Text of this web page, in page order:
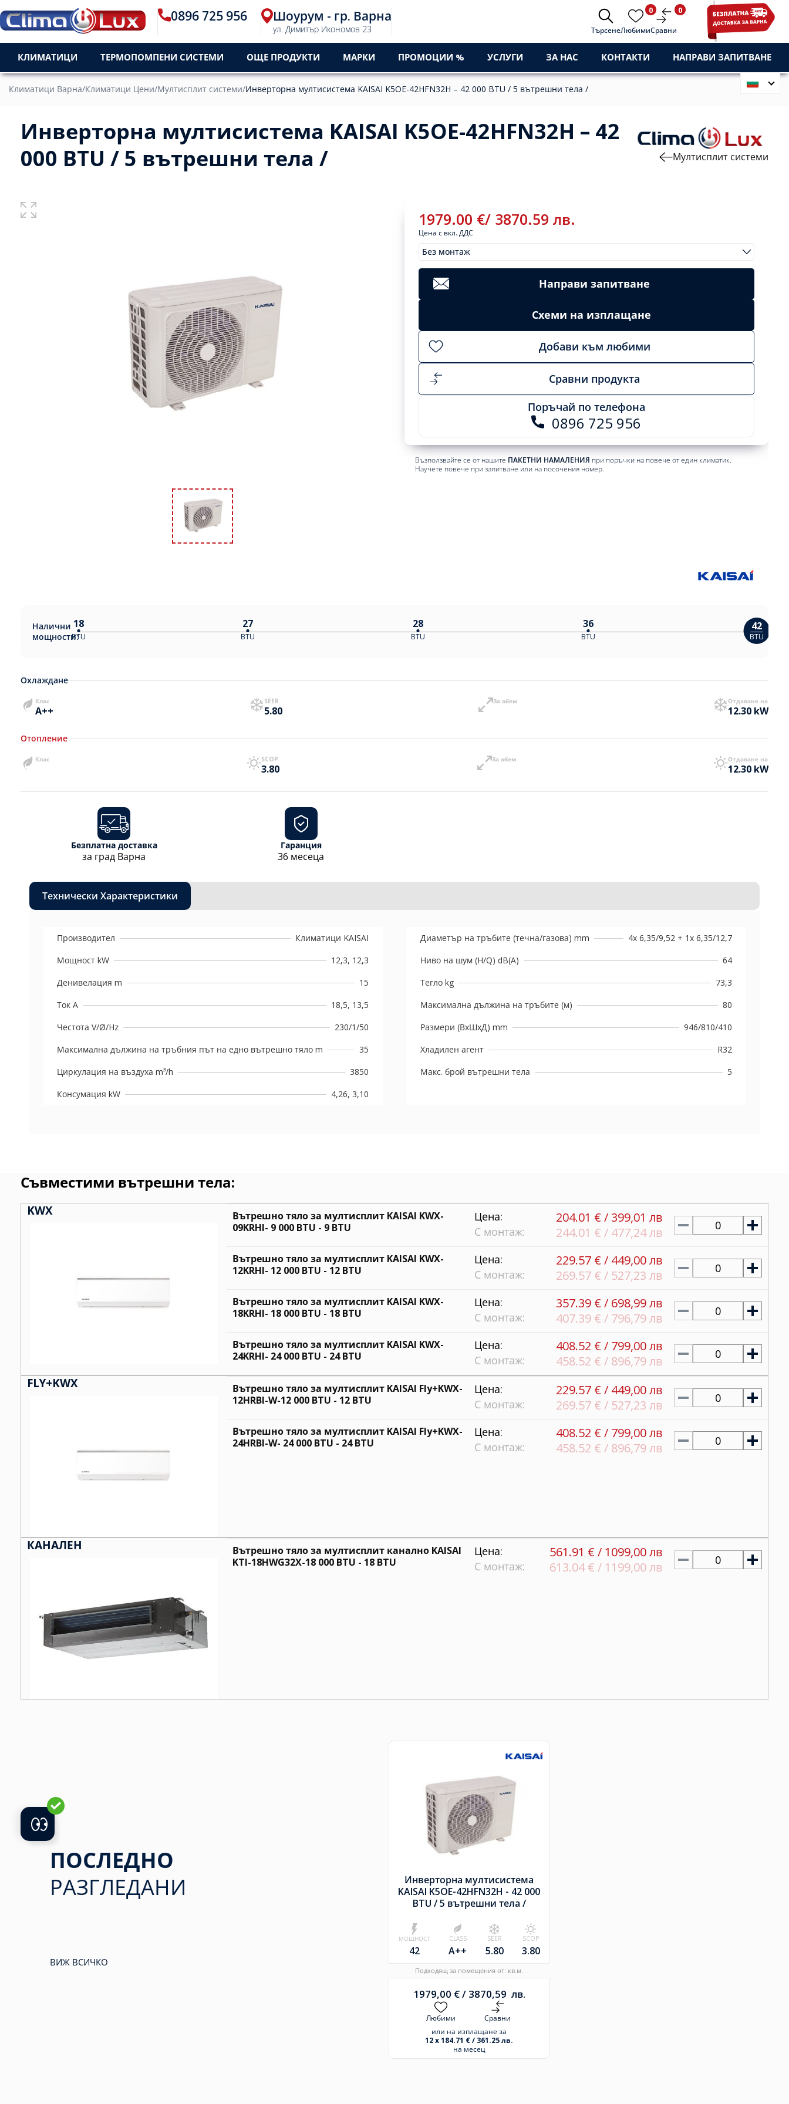
0896 725 956 Шоурум - гр. Варна
ул. Димитър Икономов 23 ТърсенеЛюбими
0
Сравни
0
КЛИМАТИЦИ ТЕРМОПОМПЕНИ СИСТЕМИ ОЩЕ ПРОДУКТИ МАРКИ ПРОМОЦИИ % УСЛУГИ ЗА НАС КОНТАКТИ НАПРАВИ ЗАПИТВАНЕ
Климатици Варна/Климатици Цени/Мултисплит системи/Инверторна мултисистема KAISAI K5OE-42HFN32H – 42 000 BTU / 5 вътрешни тела /
Инверторна мултисистема KAISAI K5OE-42HFN32H – 42
000 BTU / 5 вътрешни тела /
Мултисплит системи
1979.00 €/ 3870.59 лв.
Цена с вкл. ДДС
Без монтаж
МонтажиClear
1979.00
€
/
3870.59
Направи запитване
Схеми на изплащане
Добави към любими
Сравни продукта
Поръчай по телефона
0896 725 956
Възползвайте се от нашите ПАКЕТНИ НАМАЛЕНИЯ при поръчки на повече от един климатик.
Научете повече при запитване или на посочения номер.
Налични
мощности:
18
BTU
27
BTU
28
BTU
36
BTU
42
BTU
Охлаждане
Клас
A++
SEER
5.80
За обем Отдаване на
12.30 kW
Отопление
Клас SCOP
3.80
За обем Отдаване на
12.30 kW
Безплатна доставка
за град Варна
Гаранция
36 месеца
Технически Характеристики
Производител
Климатици KAISAI
Мощност kW
12,3, 12,3
Денивелация m
15
Ток A
18,5, 13,5
Честота V/Ø/Hz
230/1/50
Максимална дължина на тръбния път на едно вътрешно тяло m
35
Циркулация на въздуха m³/h
3850
Консумация kW
4,26, 3,10
Диаметър на тръбите (течна/газова) mm
4x 6,35/9,52 + 1x 6,35/12,7
Ниво на шум (H/Q) dB(A)
64
Тегло kg
73,3
Максимална дължина на тръбите (м)
80
Размери (ВхШхД) mm
946/810/410
Хладилен агент
R32
Макс. брой вътрешни тела
5
Съвместими вътрешни тела:
KWX
Вътрешно тяло за мултисплит KAISAI KWX-
09KRHI- 9 000 BTU - 9 BTU
Цена: 204.01 € / 399,01 лв
С монтаж: 244.01 € / 477,24 лв 0
Вътрешно тяло за мултисплит KAISAI KWX-
12KRHI- 12 000 BTU - 12 BTU
Цена: 229.57 € / 449,00 лв
С монтаж: 269.57 € / 527,23 лв 0
Вътрешно тяло за мултисплит KAISAI KWX-
18KRHI- 18 000 BTU - 18 BTU
Цена: 357.39 € / 698,99 лв
С монтаж: 407.39 € / 796,79 лв 0
Вътрешно тяло за мултисплит KAISAI KWX-
24KRHI- 24 000 BTU - 24 BTU
Цена: 408.52 € / 799,00 лв
С монтаж: 458.52 € / 896,79 лв 0
FLY+KWX
Вътрешно тяло за мултисплит KAISAI Fly+KWX-
12HRBI-W-12 000 BTU - 12 BTU
Цена: 229.57 € / 449,00 лв
С монтаж: 269.57 € / 527,23 лв 0
Вътрешно тяло за мултисплит KAISAI Fly+KWX-
24HRBI-W- 24 000 BTU - 24 BTU
Цена: 408.52 € / 799,00 лв
С монтаж: 458.52 € / 896,79 лв 0
КАНАЛЕН
Вътрешно тяло за мултисплит канално KAISAI
KTI-18HWG32X-18 000 BTU - 18 BTU
Цена: 561.91 € / 1099,00 лв
С монтаж: 613.04 € / 1199,00 лв 0
ПОСЛЕДНО
РАЗГЛЕДАНИ
ВИЖ ВСИЧКО
Инверторна мултисистема
KAISAI K5OE-42HFN32H - 42 000
BTU /5 вътрешни тела /
МОЩНОСТ
42
CLASS
A++
SEER
5.80
SCOP
3.80
Подходящ за помещения от: кв.м.
1979,00 €/ 3870,59 лв.
Любими
Сравни
или на изплащане за
12 x 184.71 € / 361.25 лв.
на месец